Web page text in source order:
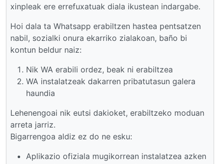
xinpleak ere errefuxatuak diala ikustean indargabe.
Hoi dala ta Whatsapp erabiltzen hastea pentsatzen
nabil, sozialki onura ekarriko zialakoan, baño bi
kontun beldur naiz:
Nik WA erabili ordez, beak ni erabiltzea
WA instalatzeak dakarren pribatutasun galera
haundia
Lehenengoai nik eutsi dakioket, erabiltzeko moduan
arreta jarriz.
Bigarrengoa aldiz ez do ne esku:
Aplikazio ofiziala mugikorrean instalatzea azken